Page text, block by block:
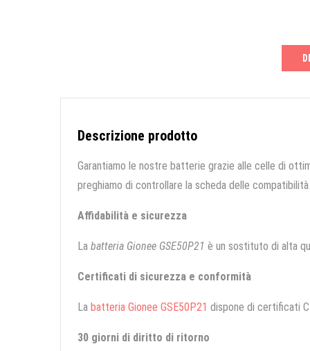
Descrizione prodotto
Garantiamo le nostre batterie grazie alle celle di
preghiamo di controllare la scheda delle
Affidabilità e sicurezza
La batteria Gionee GSE50P21 è un sostituto di alta
Certificati di sicurezza e conformità
La batteria Gionee GSE50P21 dispone di certificati
30 giorni di diritto di ritorno